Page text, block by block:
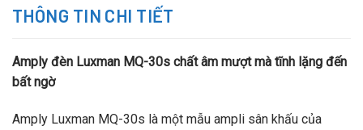
THÔNG TIN CHI TIẾT
Amply đèn Luxman MQ-30s chất âm mượt mà tĩnh lặng đến
bất ngờ
Amply Luxman MQ-30s là một mẫu ampli sân khấu của